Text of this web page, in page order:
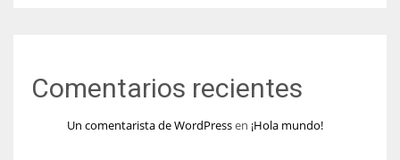
Comentarios recientes
Un comentarista de WordPressen ¡Hola mundo!